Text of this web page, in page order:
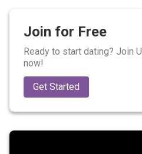
Join for Free
Ready to start dating? Join
now!
Get Started